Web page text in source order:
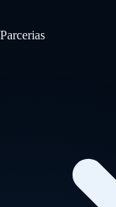
Parcerias